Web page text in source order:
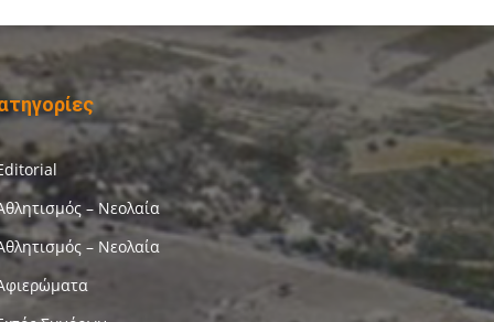
– Νεολαία
– Νεολαία